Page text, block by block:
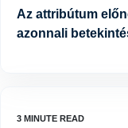
Az attribútum
azonnali